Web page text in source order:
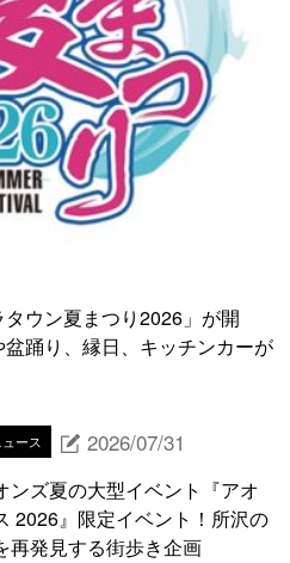
タウン夏まつり2026」が開
踊り、縁日、キッチンカーが
ース 2026/07/31
ンズ夏の大型イベント『アオ
2026』限定イベント！所沢の
再発見する街歩き企画